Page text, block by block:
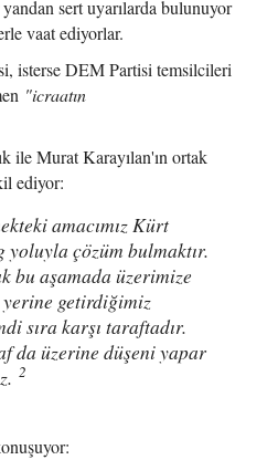
sert uyarılarda bulunuyor
vaat ediyorlar.
isterse DEM Partisi temsilcileri
"icraatın
ile Murat Karayılan'ın ortak
ediyor:
amacımız Kürt
çözüm bulmaktır.
bu aşamada üzerimize
yerine getirdiğimiz
sıra karşı taraftadır.
da üzerine düşeni yapar
2